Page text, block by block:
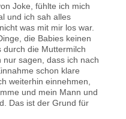
Joke, fühlte ich mich
und ich sah alles
was mit mir los war.
die Babies keinen
durch die Muttermilch
nur sagen, dass ich nach
schon klare
weiterhin einnehmen,
und mein Mann und
Das ist der Grund für